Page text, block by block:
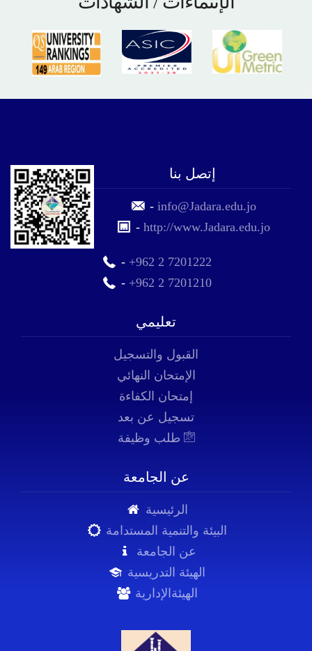
إتصل بنا
-info@Jadara.edu.jo
-http://www.Jadara.edu.jo
- +962 2 7201222
- +962 2 7201210
تعليمي
القبول والتسجيل
الإمتحان النهائي
إمتحان الكفاءة
تسجيل عن بعد
عن الجامعة
الرئيسية
البيئة والتنمية المستدامة
عن الجامعة
الهيئة التدريسية
الهيئةالإدارية